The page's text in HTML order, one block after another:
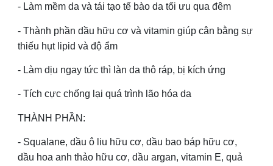
- Làm mềm da và tái tạo tế bào da tối ưu qua đêm
- Thành phần dầu hữu cơ và vitamin giúp cân bằng sự
thiếu hụt lipid và độ ẩm
- Làm dịu ngay tức thì làn da thô ráp, bị kích ứng
- Tích cực chống lại quá trình lão hóa da
THÀNH PHẦN:
- Squalane, dầu ô liu hữu cơ, dầu bao báp hữu cơ,
dầu hoa anh thảo hữu cơ, dầu argan, vitamin E, quả